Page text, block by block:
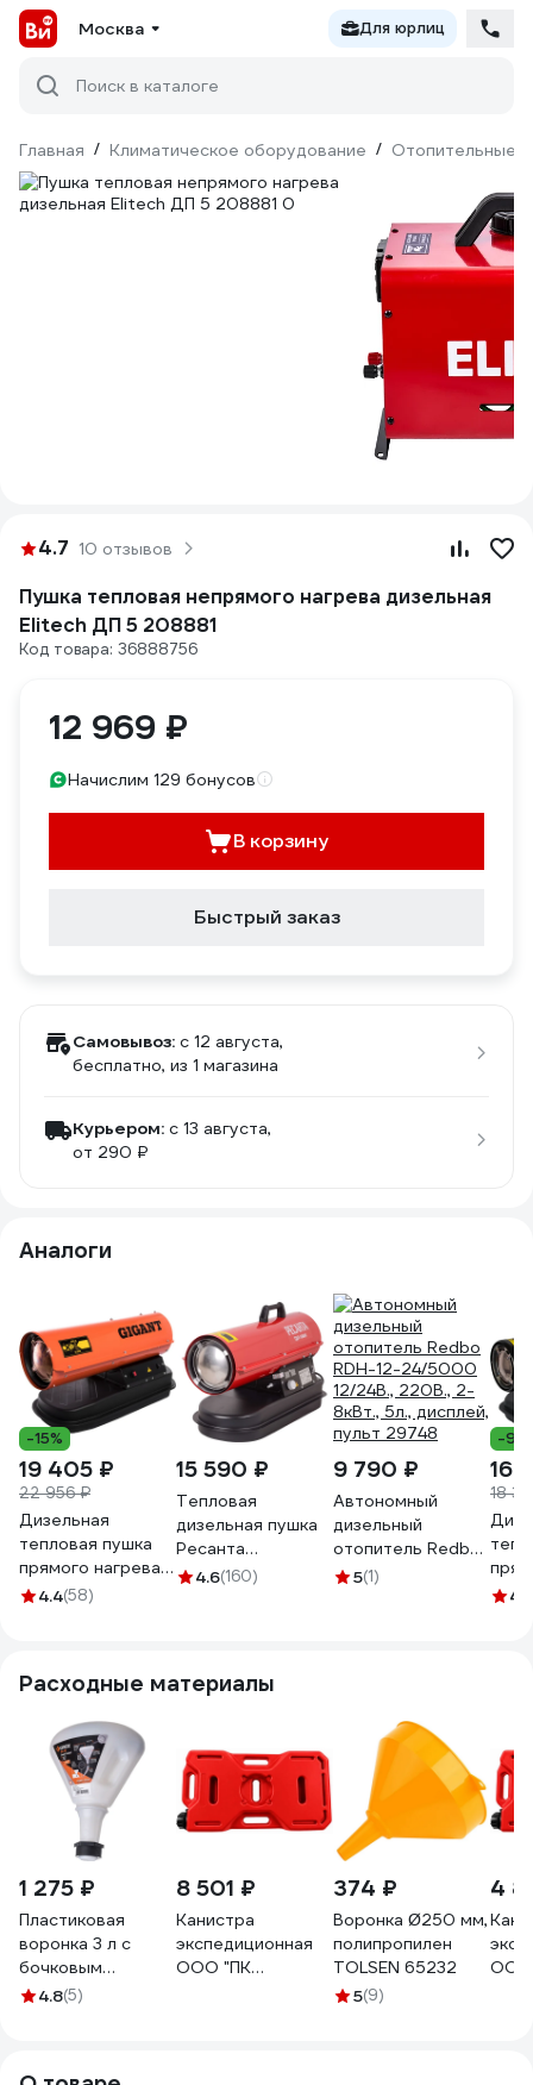
Москва Для юрлиц
Поиск в каталоге
Главная / Климатическое оборудование / Отопительные
4.7 10 отзывов
Пушка тепловая непрямого нагрева дизельная
Elitech ДП 5 208881
Код товара: 36888756
12 969 ₽
Начислим 129 бонусов
В корзину
Быстрый заказ
Самовывоз: c 12 августа,
бесплатно, из 1 магазина
Курьером: c 13 августа,
от 290 ₽
Аналоги
-15%
19 405 ₽
22 956 ₽
Дизельная
тепловая пушка
прямого нагрева
Gigant 10 кВт DHG
4.4(58)
15 590 ₽
Тепловая
дизельная пушка
Ресанта
ТДП-10000
4.6(160)
9 790 ₽
Автономный
дизельный
отопитель Redbo
RDH-12-24/5000
5(1)
-9%
16
18
4.5
Расходные материалы
1 275 ₽
Пластиковая
воронка 3 л с
бочковым
адаптером GROZ
4.8(5)
8 501 ₽
Канистра
экспедиционная
ООО "ПК
374 ₽
Воронка Ø250 мм,
полипропилен
TOLSEN 65232
5(9)
4
ООО